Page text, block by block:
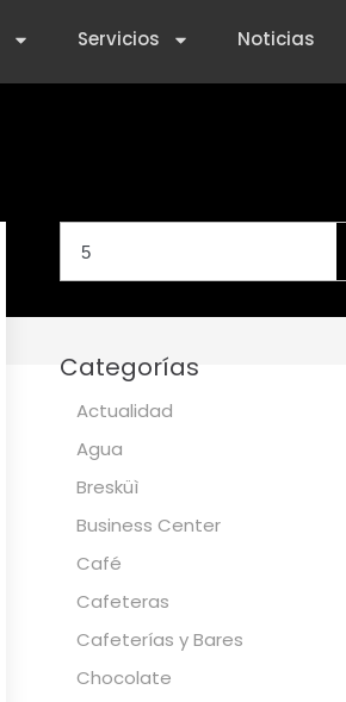
Servicios Noticias
Categorías
Actualidad
Agua
Bresküì
Business Center
Café
Cafeteras
Cafeterías y Bares
Chocolate